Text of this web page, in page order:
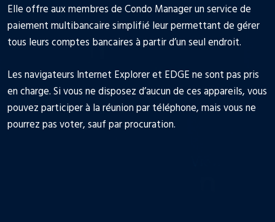
Elle offre aux membres de Condo Manager un service de
paiement multibancaire simplifié leur permettant de gérer
tous leurs comptes bancaires à partir d’un seul endroit.
Les navigateurs Internet Explorer et EDGE ne sont pas pris
en charge. Si vous ne disposez d’aucun de ces appareils, vous
pouvez participer à la réunion par téléphone, mais vous ne
pourrez pas voter, sauf par procuration.